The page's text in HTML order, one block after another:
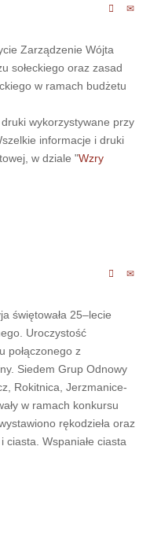
Zarządzenie Wójta
sołeckiego oraz zasad
w ramach budżetu
wykorzystywane przy
informacje i druki
w dziale "Wzry
świętowała 25–lecie
Uroczystość
połączonego z
Siedem Grup Odnowy
Rokitnica, Jerzmanice-
w ramach konkursu
rękodzieła oraz
ciasta. Wspaniałe ciasta